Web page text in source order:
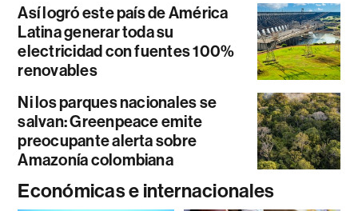
Así logró este país de América
Latina generar toda su
electricidad con fuentes 100%
renovables
Ni los parques nacionales se
salvan: Greenpeace emite
preocupante alerta sobre
Amazonía colombiana
Económicas e internacionales